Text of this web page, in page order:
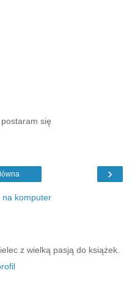
się
›
na komputer
z wielką pasją do książek.